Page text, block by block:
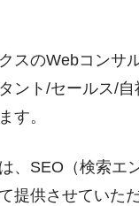
スのWebコンサ
ント/セールス/
す。
、SEO（検索エ
提供させていた